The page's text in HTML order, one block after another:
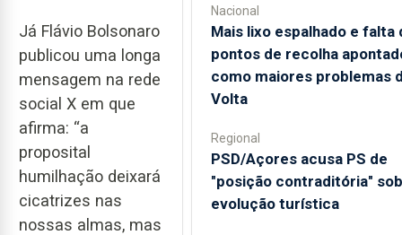
Já Flávio Bolsonaro
publicou uma longa
mensagem na rede
social X em que
afirma: “a
proposital
humilhação deixará
cicatrizes nas
nossas almas, mas
Nacional
Mais lixo espalhado e falta
pontos de recolha
como maiores problemas
Volta
Regional
PSD/Açores acusa PS de
"posição contraditória"
evolução turística